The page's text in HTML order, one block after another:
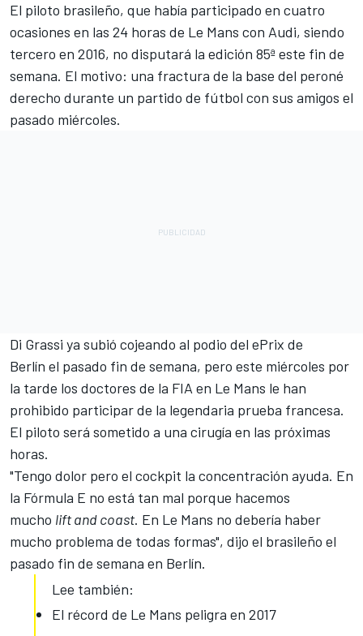
El piloto brasileño, que había participado en cuatro
ocasiones en las 24 horas de Le Mans con Audi, siendo
tercero en 2016, no disputará la edición 85ª este fin de
semana. El motivo: una fractura de la base del peroné
derecho durante un partido de fútbol con sus amigos el
pasado miércoles.
Di Grassi ya subió cojeando al podio del ePrix de
Berlín el pasado fin de semana, pero este miércoles por
la tarde los doctores de la FIA en Le Mans le han
prohibido participar de la legendaria prueba francesa.
El piloto será sometido a una cirugía en las próximas
horas.
"Tengo dolor pero el cockpit la concentración ayuda. En
la Fórmula E no está tan mal porque hacemos
mucho lift and coast. En Le Mans no debería haber
mucho problema de todas formas", dijo el brasileño el
pasado fin de semana en Berlín.
Lee también:
El récord de Le Mans peligra en 2017